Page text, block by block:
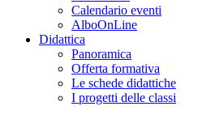
Calendario eventi
AlboOnLine
Didattica
Panoramica
Offerta formativa
Le schede didattiche
I progetti delle classi